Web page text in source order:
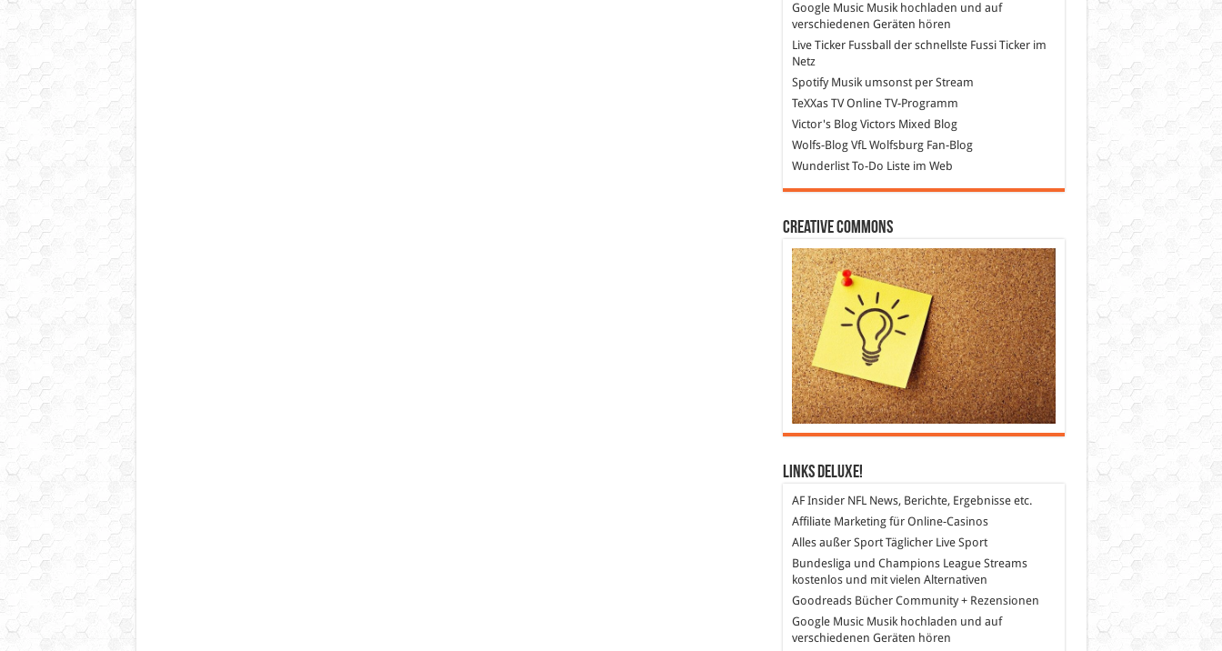
Google MusicMusik hochladen und auf
verschiedenen Geräten hören
Live Ticker Fussball
der schnellste Fussi Ticker im
Netz
SpotifyMusik umsonst per Stream
TeXXas TVOnline TV-Programm
Victor's BlogVictors Mixed Blog
Wolfs-BlogVfL Wolfsburg Fan-Blog
WunderlistTo-Do Liste im Web
Creative Commons
Links DeLuXe!
AF InsiderNFL News, Berichte, Ergebnisse etc.
Affiliate Marketingfür Online-Casinos
Alles außer SportTäglicher Live Sport
Bundesliga und Champions League Streams
kostenlos und mit vielen Alternativen
GoodreadsBücher Community + Rezensionen
Google MusicMusik hochladen und auf
verschiedenen Geräten hören